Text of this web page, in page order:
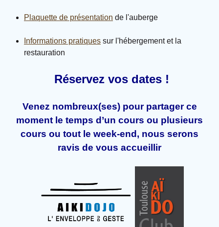
Plaquette de présentation de l'auberge
Informations pratiques sur l'hébergement et la
restauration
Réservez vos dates !
Venez nombreux(ses) pour partager ce
moment le temps d’un cours ou plusieurs
cours ou tout le week-end, nous serons
ravis de vous accueillir